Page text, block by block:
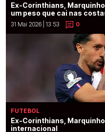
Ex-Corinthians,
um peso que cai nas
31 Mai 2026 | 13:53 0
FUTEBOL
Ex-Corinthians,
internacional